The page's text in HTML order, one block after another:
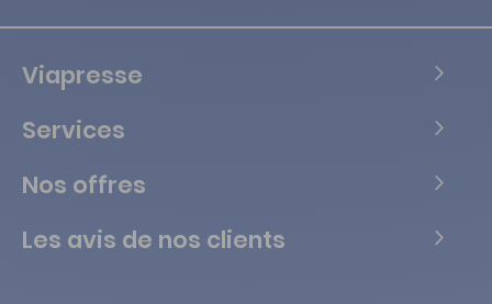
Viapresse
Services
Nos offres
Les avis de nos clients